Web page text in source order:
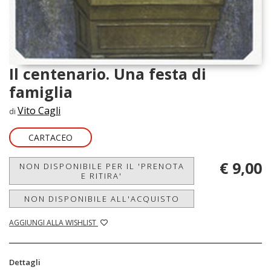
Il centenario. Una festa di
famiglia
di Vito Cagli
CARTACEO
NON DISPONIBILE PER IL 'PRENOTA
E RITIRA'
NON DISPONIBILE ALL'ACQUISTO
AGGIUNGI ALLA WISHLIST
€ 9,00
Dettagli